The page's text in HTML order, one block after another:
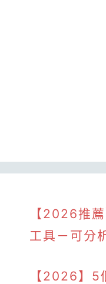
【2026推
工具－可分
【2026】5